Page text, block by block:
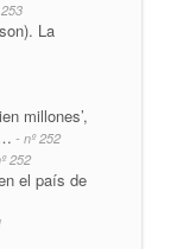
La
millones’,
- nº 252
252
el país de